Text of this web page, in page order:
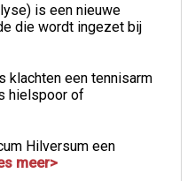
is een nieuwe
die wordt ingezet bij
klachten een tennisarm
hielspoor of
Hilversum een
meer>